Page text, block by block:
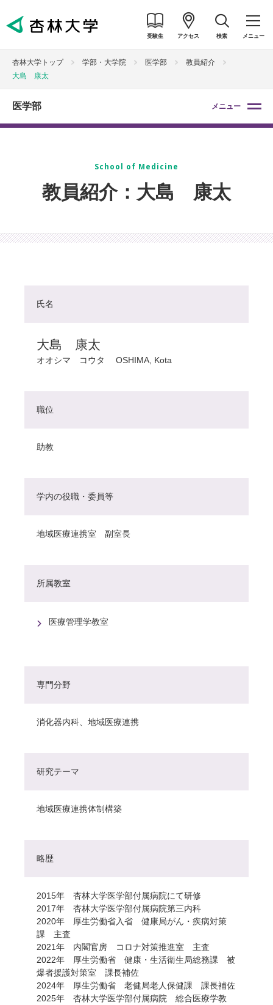
受験生 アクセス 検索 メニュー
杏林大学トップ 学部・大学院 医学部
教員紹介
大島 康太
医学部 メニュー
School of Medicine
教員紹介：大島 康太
氏名
大島 康太
オオシマ コウタ OSHIMA, Kota
職位
助教
学内の役職・委員等
地域医療連携室 副室長
所属教室
医療管理学教室
専門分野
消化器内科、地域医療連携
研究テーマ
地域医療連携体制構築
略歴
2015年 杏林大学医学部付属病院にて研修
2017年 杏林大学医学部付属病院第三内科
2020年 厚生労働省入省 健康局がん・疾病対策
課 主査
2021年 内閣官房 コロナ対策推進室 主査
2022年 厚生労働省 健康・生活衛生局総務課 被
爆者援護対策室 課長補佐
2024年 厚生労働省 老健局老人保健課 課長補佐
2025年 杏林大学医学部付属病院 総合医療学教